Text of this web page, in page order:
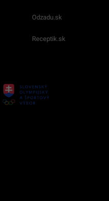
Odzadu.sk
Receptik.sk